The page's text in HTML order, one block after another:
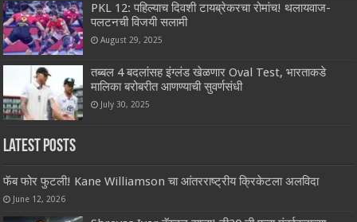
PKL 12: पहिल्याच दिवशी टायब्रेकरचा रोमांच! थलायवाज-
पलटनची विजयी सलामी
August 29, 2025
तब्बल 4 बदलांसह इंग्लंड खेळणार Oval Test, भारताकडे
मालिका बरोबरीत आणण्याची सुवर्णसंधी
July 30, 2025
Latest Posts
फॅब फोर फुटली! Kane Williamson चा आंतरराष्ट्रीय क्रिकेटला अलविदा
June 12, 2026